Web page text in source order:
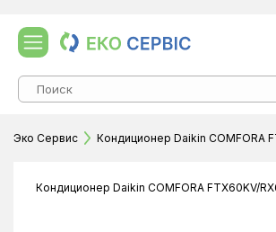
Эко Сервис Кондиционер Daikin COMFORA
Кондиционер Daikin COMFORA FTX60KV/